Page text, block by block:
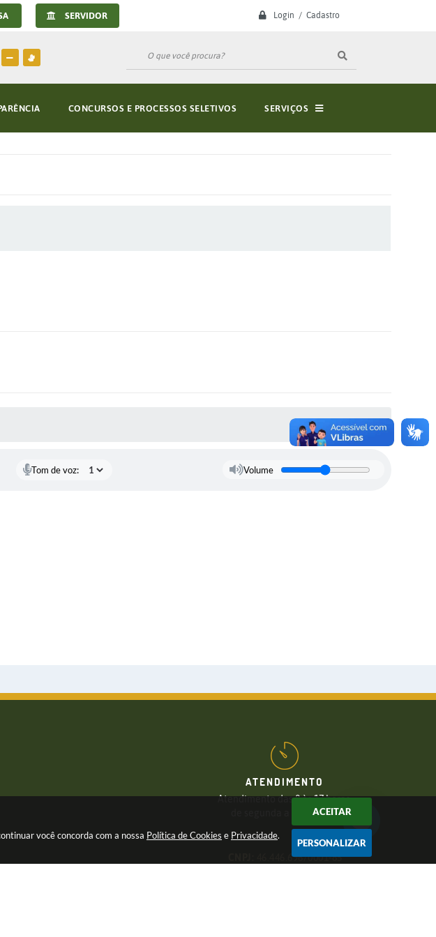
você concorda com a nossa Política de Cookies e Privacidade.
ACEITAR
PERSONALIZAR
Login / Cadastro
SERVIDOR
CONCURSOS E PROCESSOS SELETIVOS SERVIÇOS
Tom de voz: Volume
ATENDIMENTO
Atendimento das 8 às 17 horas,
de segunda a sexta-feira
46.446.696/0001-85